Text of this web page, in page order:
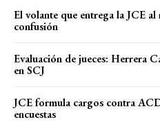
El volante que entrega la JCE
confusión
Evaluación de jueces: Herrera
en SCJ
JCE formula cargos contra
encuestas